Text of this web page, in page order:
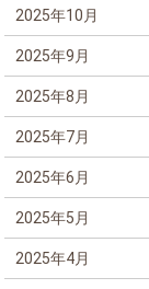
2025年10月
2025年9月
2025年8月
2025年7月
2025年6月
2025年5月
2025年4月